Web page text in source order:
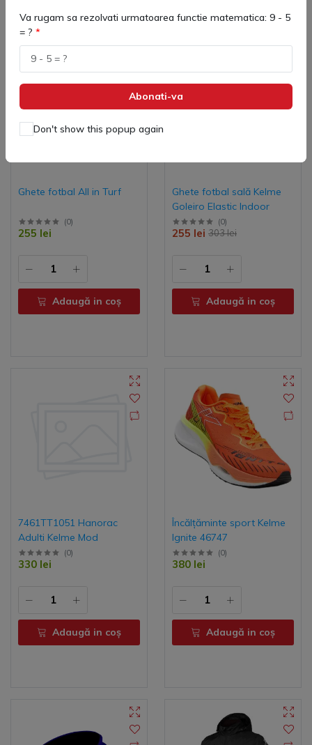
Va rugam sa rezolvati urmatoarea functie matematica: 9 - 5
= ?
Abonati-va
Don't show this popup again
Ghete fotbal All in Turf
(0)
255 lei
Adaugă in coş
Ghete fotbal sală Kelme
Goleiro Elastic Indoor
(0)
303 lei
255 lei
Adaugă in coş
7461TT1051 Hanorac
Adulti Kelme Mod
(0)
330 lei
Adaugă in coş
Încălțăminte sport Kelme
Ignite 46747
(0)
380 lei
Adaugă in coş